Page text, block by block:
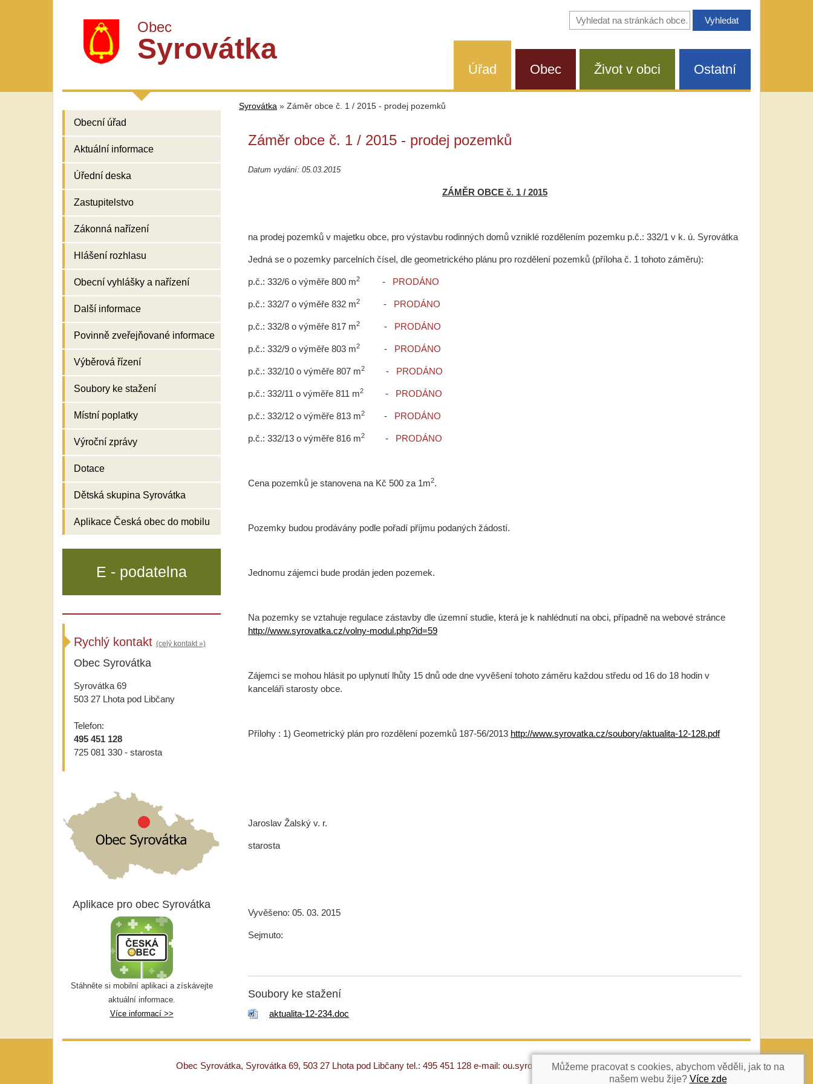
Obec
Syrovátka
Vyhledávání
na
Úřad Obec Život v obci Ostatní
Obecní úřad
Aktuální informace
Úřední deska
Zastupitelstvo
Zákonná nařízení
Hlášení rozhlasu
Obecní vyhlášky a nařízení
Další informace
Povinně zveřejňované informace
Výběrová řízení
Soubory ke stažení
Místní poplatky
Výroční zprávy
Dotace
Dětská skupina Syrovátka
Aplikace Česká obec do mobilu
Syrovátka » Záměr obce č. 1 / 2015 - prodej pozemků
Záměr obce č. 1 / 2015 - prodej pozemků
Datum vydání: 05.03.2015
ZÁMĚR OBCE č. 1 / 2015
na prodej pozemků v majetku obce, pro výstavbu rodinných domů vzniklé rozdělením pozemku p.č.: 332/1 v k. ú. Syrovátka
Jedná se o pozemky parcelních čísel, dle geometrického plánu pro rozdělení pozemků (příloha č. 1 tohoto záměru):
p.č.: 332/6 o výměře 800 m2 - PRODÁNO
p.č.: 332/7 o výměře 832 m2 - PRODÁNO
p.č.: 332/8 o výměře 817 m2 - PRODÁNO
p.č.: 332/9 o výměře 803 m2 - PRODÁNO
p.č.: 332/10 o výměře 807 m2 - PRODÁNO
p.č.: 332/11 o výměře 811 m2 - PRODÁNO
p.č.: 332/12 o výměře 813 m2 - PRODÁNO
p.č.: 332/13 o výměře 816 m2 - PRODÁNO
Cena pozemků je stanovena na Kč 500 za 1m2.
Pozemky budou prodávány podle pořadí příjmu podaných žádostí.
Jednomu zájemci bude prodán jeden pozemek.
Na pozemky se vztahuje regulace zástavby dle územní studie, která je k nahlédnutí na obci, případně na webové stránce
http://www.syrovatka.cz/volny-modul.php?id=59
Zájemci se mohou hlásit po uplynutí lhůty 15 dnů ode dne vyvěšení tohoto záměru každou středu od 16 do 18 hodin v
kanceláři starosty obce.
Přílohy : 1) Geometrický plán pro rozdělení pozemků 187-56/2013 http://www.syrovatka.cz/soubory/aktualita-12-128.pdf
Jaroslav Žalský v. r.
starosta
Vyvěšeno: 05. 03. 2015
Sejmuto:
Soubory ke stažení
aktualita-12-234.doc
E - podatelna
Rychlý kontakt (celý kontakt »)
Obec Syrovátka
Syrovátka 69
503 27 Lhota pod Libčany
Telefon:
495 451 128
725 081 330 - starosta
Aplikace pro obec Syrovátka
Stáhněte si mobilní aplikaci a získávejte
aktuální informace.
Více informací >>
NAHORU
Obec Syrovátka, Syrovátka 69, 503 27 Lhota pod Libčany tel.: 495 451 128 e-mail: ou.syrovatka@c-box.czMůžeme pracovat s cookies, abychom věděli, jak to na
našem webu žije? Více zde